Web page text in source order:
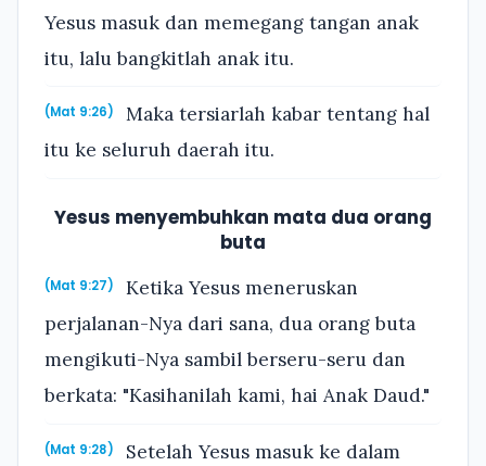
Yesus masuk dan memegang tangan anak
itu, lalu bangkitlah anak itu.
(Mat 9:26)
Maka tersiarlah kabar tentang hal
itu ke seluruh daerah itu.
Yesus menyembuhkan mata dua orang
buta
(Mat 9:27)
Ketika Yesus meneruskan
perjalanan-Nya dari sana, dua orang buta
mengikuti-Nya sambil berseru-seru dan
berkata: "Kasihanilah kami, hai Anak Daud."
(Mat 9:28) Setelah Yesus masuk ke dalam